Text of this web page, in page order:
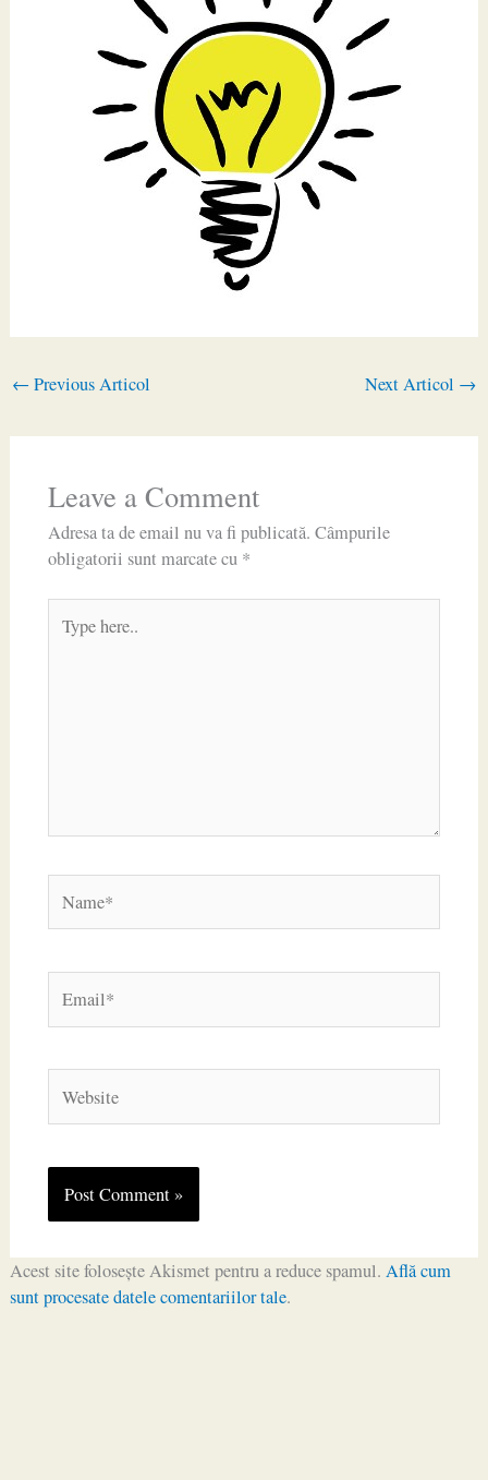
← Previous Articol Next Articol →
Leave a Comment
Adresa ta de email nu va fi publicată. Câmpurile
obligatorii sunt marcate cu *
here..
Acest site folosește Akismet pentru a reduce spamul. Află cum
sunt procesate datele comentariilor tale.